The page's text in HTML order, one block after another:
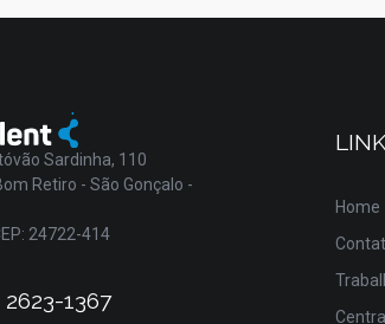
Sardinha, 110
Retiro - São Gonçalo -
24722-414
2623-1367
Home